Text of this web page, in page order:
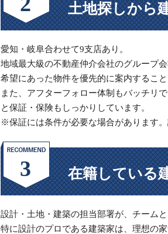
土地探しから
愛知・岐阜合わせて9支店あり。
地域最大級の不動産仲介会社のグループ
希望にあった物件を優先的に案内すること
また、アフターフォロー体制もバッチリ
と保証・保険もしっかりしています。
※保証には条件が必要な場合があります
在籍している
設計・土地・建築の担当部署が、チーム
特に設計のプロである建築家は、理想の